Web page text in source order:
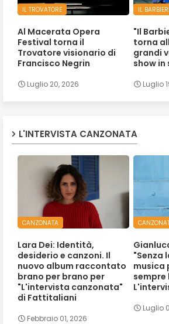
IL TROVATORE
Al Macerata Opera
Festival torna il
Trovatore visionario di
Francisco Negrin
Luglio 20, 2026
IL
"Il
torna
grandi
show in
Luglio
L'INTERVISTA CANZONATA
CANZONATA
Lara Dei: Identità,
desiderio e canzoni. Il
nuovo album raccontato
brano per brano per
"L'intervista canzonata"
di Fattitaliani
Febbraio 01, 2026
"Senza
musica
sempre
Luglio